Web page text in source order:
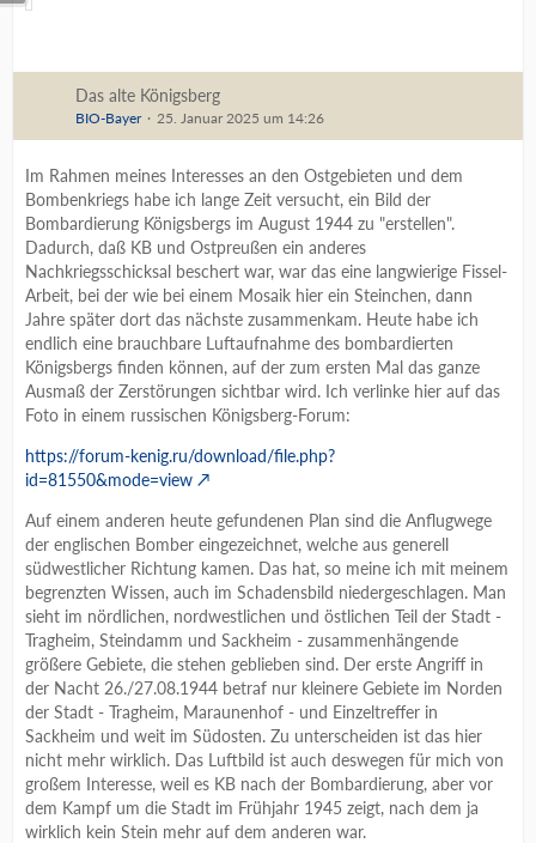
Das alte Königsberg
BIO-Bayer 25. Januar 2025 um 14:26
Im Rahmen meines Interesses an den Ostgebieten und dem
Bombenkriegs habe ich lange Zeit versucht, ein Bild der
Bombardierung Königsbergs im August 1944 zu "erstellen".
Dadurch, daß KB und Ostpreußen ein anderes
Nachkriegsschicksal beschert war, war das eine langwierige Fissel-
Arbeit, bei der wie bei einem Mosaik hier ein Steinchen, dann
Jahre später dort das nächste zusammenkam. Heute habe ich
endlich eine brauchbare Luftaufnahme des bombardierten
Königsbergs finden können, auf der zum ersten Mal das ganze
Ausmaß der Zerstörungen sichtbar wird. Ich verlinke hier auf das
Foto in einem russischen Königsberg-Forum:
https://forum-kenig.ru/download/file.php?
id=81550&mode=view
Auf einem anderen heute gefundenen Plan sind die Anflugwege
der englischen Bomber eingezeichnet, welche aus generell
südwestlicher Richtung kamen. Das hat, so meine ich mit meinem
begrenzten Wissen, auch im Schadensbild niedergeschlagen. Man
sieht im nördlichen, nordwestlichen und östlichen Teil der Stadt -
Tragheim, Steindamm und Sackheim - zusammenhängende
größere Gebiete, die stehen geblieben sind. Der erste Angriff in
der Nacht 26./27.08.1944 betraf nur kleinere Gebiete im Norden
der Stadt - Tragheim, Maraunenhof - und Einzeltreffer in
Sackheim und weit im Südosten. Zu unterscheiden ist das hier
nicht mehr wirklich. Das Luftbild ist auch deswegen für mich von
großem Interesse, weil es KB nach der Bombardierung, aber vor
dem Kampf um die Stadt im Frühjahr 1945 zeigt, nach dem ja
wirklich kein Stein mehr auf dem anderen war.